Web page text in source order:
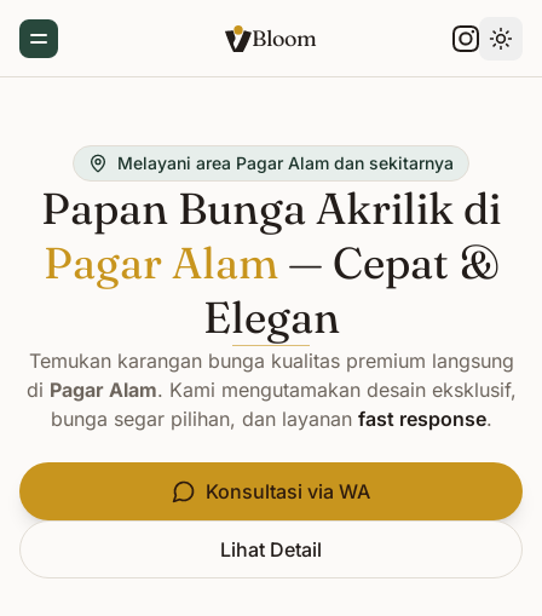
Toggle Menu Bloom
Melayani area Pagar Alam dan sekitarnya
Papan Bunga Akrilik di
Pagar Alam— Cepat &
Elegan
Temukan karangan bunga kualitas premium langsung
di Pagar Alam. Kami mengutamakan desain eksklusif,
bunga segar pilihan, dan layanan fast response.
Konsultasi via WA
Lihat Detail